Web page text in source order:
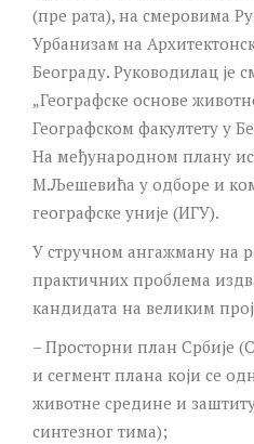
(пре рата), на смеровима
Урбанизам на
Београду. Руководилац је
„Географске основе
Географском факултету у
На међународном плану
М.Љешевића у одборе и
географске уније (ИГУ).
У стручном ангажману на
практичних проблема
кандидата на великим
– Просторни план Србије
и сегмент плана који се
животне средине и
синтезног тима);